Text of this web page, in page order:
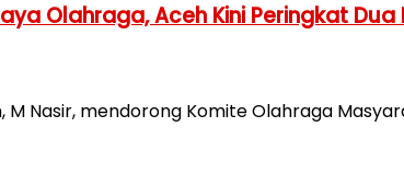
Olahraga, Aceh Kini Peringkat
Nasir, mendorong Komite Olahraga